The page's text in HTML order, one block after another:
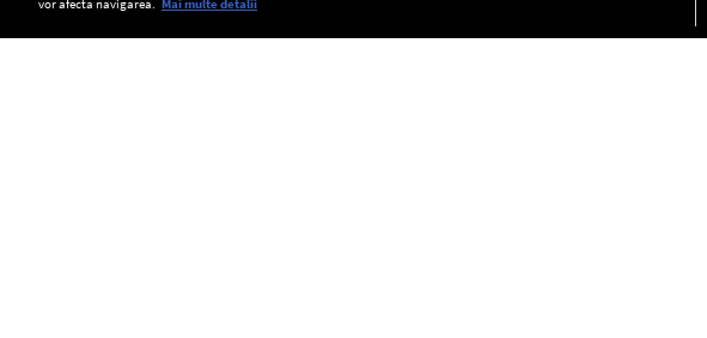
vor afecta navigarea. Mai multe detalii